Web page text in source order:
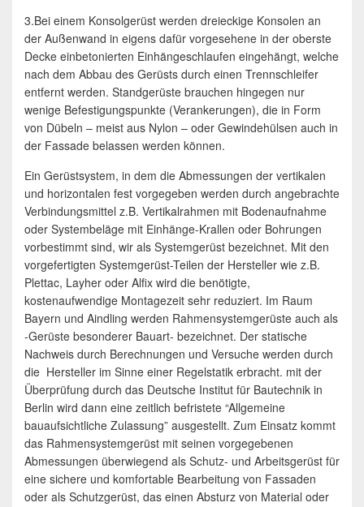
3.Bei einem Konsolgerüst werden dreieckige Konsolen an
der Außenwand in eigens dafür vorgesehene in der oberste
Decke einbetonierten Einhängeschlaufen eingehängt, welche
nach dem Abbau des Gerüsts durch einen Trennschleifer
entfernt werden. Standgerüste brauchen hingegen nur
wenige Befestigungspunkte (Verankerungen), die in Form
von Dübeln – meist aus Nylon – oder Gewindehülsen auch in
der Fassade belassen werden können.
Ein Gerüstsystem, in dem die Abmessungen der vertikalen
und horizontalen fest vorgegeben werden durch angebrachte
Verbindungsmittel z.B. Vertikalrahmen mit Bodenaufnahme
oder Systembeläge mit Einhänge-Krallen oder Bohrungen
vorbestimmt sind, wir als Systemgerüst bezeichnet. Mit den
vorgefertigten Systemgerüst-Teilen der Hersteller wie z.B.
Plettac, Layher oder Alfix wird die benötigte,
kostenaufwendige Montagezeit sehr reduziert. Im Raum
Bayern und Aindling werden Rahmensystemgerüste auch als
-Gerüste besonderer Bauart- bezeichnet. Der statische
Nachweis durch Berechnungen und Versuche werden durch
die Hersteller im Sinne einer Regelstatik erbracht. mit der
Überprüfung durch das Deutsche Institut für Bautechnik in
Berlin wird dann eine zeitlich befristete “Allgemeine
bauaufsichtliche Zulassung” ausgestellt. Zum Einsatz kommt
das Rahmensystemgerüst mit seinen vorgegebenen
Abmessungen überwiegend als Schutz- und Arbeitsgerüst für
eine sichere und komfortable Bearbeitung von Fassaden
oder als Schutzgerüst, das einen Absturz von Material oder